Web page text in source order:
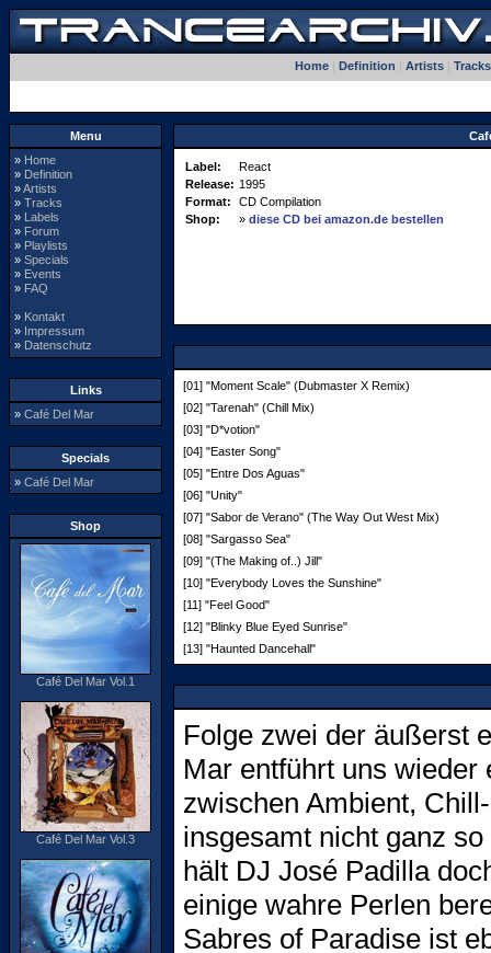
Home| Definition Artists| Tracks
Menu
» Home
» Definition
»Artists
» Tracks
» Labels
» Forum
» Playlists
» Specials
» Events
» FAQ
» Kontakt
» Impressum
» Datenschutz
Links
» Café Del Mar
Specials
» Café Del Mar
Shop
Café Del Mar Vol.1
Café Del Mar Vol.3
Label:
React
Release: 1995
Format:
CD Compilation
Shop:
» diese CD bei amazon.de bestellen
[01] "Moment Scale" (Dubmaster X Remix)
[02] "Tarenah" (Chill Mix)
[03] "D*votion"
[04] "Easter Song"
[05] "Entre Dos Aguas"
[06] "Unity"
[07] "Sabor de Verano" (The Way Out West Mix)
[08] "Sargasso Sea"
[09] "(The Making of..) Jill"
[10] "Everybody Loves the Sunshine"
[11] "Feel Good"
[12] "Blinky Blue Eyed Sunrise"
[13] "Haunted Dancehall"
Folge zwei der äußerst
Mar entführt uns
zwischen Ambient,
insgesamt nicht ganz
hält DJ José Padilla
einige wahre Perlen
Sabres of Paradise ist